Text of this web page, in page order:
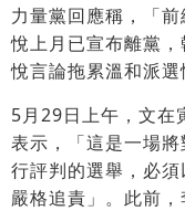
力量黨回應稱，「
悅上月已宣布離黨
悅言論拖累溫和派選
5月29日上午，文在
表示，「這是一場
行評判的選舉，必
嚴格追責」。此前